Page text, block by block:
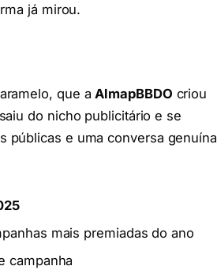
já mirou.
que aAlmapBBDO criou
do nicho publicitário e se
públicas e uma conversa genuína
mais premiadas do ano
campanha